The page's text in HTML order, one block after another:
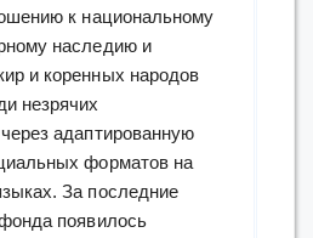
к национальному
наследию и
и коренных народов
незрячих
адаптированную
форматов на
За последние
появилось